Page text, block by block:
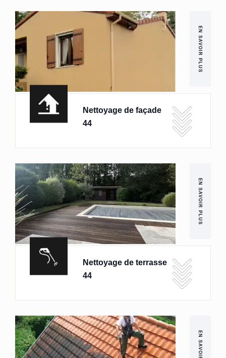
EN SAVOIR PLUS
Nettoyage de façade
44
EN SAVOIR PLUS
Nettoyage de terrasse
44